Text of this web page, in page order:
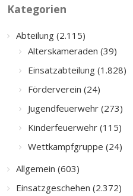
Kategorien
Abteilung (2.115)
Alterskameraden (39)
Einsatzabteilung (1.828)
Förderverein (24)
Jugendfeuerwehr (273)
Kinderfeuerwehr (115)
Wettkampfgruppe (24)
Allgemein (603)
Einsatzgeschehen (2.372)